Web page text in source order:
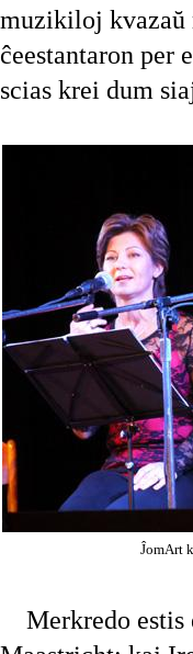
muzikiloj kvazaŭ
ĉeestantaron per
scias krei dum
ĴomArt
Merkredo estis